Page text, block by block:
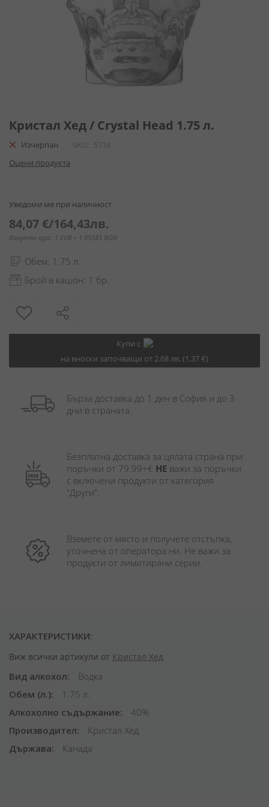
към
началото
на
галерия
със
Кристал Хед / Crystal Head 1.75 л.
Изчерпан SKU
5718
Оцени продукта
Уведоми ме при наличност
84,07 €/164,43лв.
Валутен курс: 1 EUR = 1.95583 BGN
Обем: 1.75 л.
Брой в кашон: 1 бр.
Купи с
на вноски започващи от 2.68 лв. (1.37 €)
Бърза доставка до 1 ден в София и до 3
дни в страната.
Безплатна доставка за цялата страна при
поръчки от 79.99+€ НЕ важи за поръчки
с включени продукти от категория
"Други".
Вземете от място и получете отстъпка,
уточнена от оператора ни. Не важи за
продукти от лимитирани серии.
ХАРАКТЕРИСТИКИ:
Виж всички артикули от Кристал Хед
Вид алкохол
Водка
Обем (л.)
1.75 л.
Алкохолно съдържание
40%
Производител
Кристал Хед
Държава
Канада